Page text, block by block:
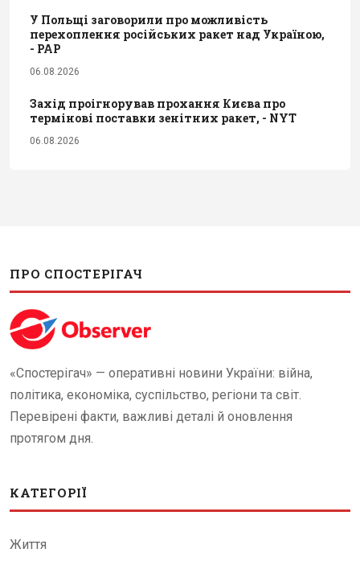
У Польщі заговорили про можливість
перехоплення російських ракет над Україною,
- PAP
06.08.2026
Захід проігнорував прохання Києва про
термінові поставки зенітних ракет, - NYT
06.08.2026
ПРО СПОСТЕРІГАЧ
«Спостерігач» — оперативні новини України: війна,
політика, економіка, суспільство, регіони та світ.
Перевірені факти, важливі деталі й оновлення
протягом дня.
КАТЕГОРІЇ
Життя